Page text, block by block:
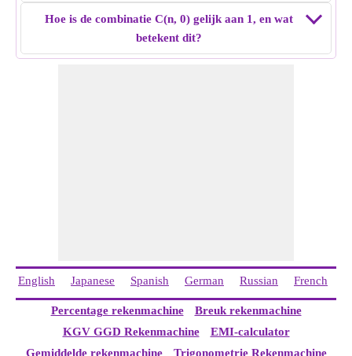
Hoe is de combinatie C(n, 0) gelijk aan 1, en wat
betekent dit?
English Japanese Spanish German Russian French
Percentage rekenmachine
Breuk rekenmachine
KGV GGD Rekenmachine
EMI-calculator
Gemiddelde rekenmachine
Trigonometrie Rekenmachine